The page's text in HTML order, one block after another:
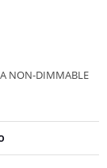
NON-DIMMABLE